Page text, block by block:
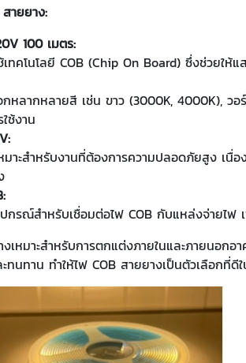
ายยาง:
100 เมตร:
เทคโนโลยี COB (Chip On Board) ซึ่งช่วยใ
กหลากหลายสี เช่น ขาว (3000K, 4000K), ว
ช้งาน
มาะสำหรับงานที่ต้องการความปลอดภัยสูง เนื่
กรณ์สำหรับเชื่อมต่อไฟ COB กับแหล่งจ่ายไฟ
เหมาะสำหรับการตกแต่งภายในและภายนอก
ทาน ทำให้ไฟ COB สายยางเป็นตัวเลือกที่ดี